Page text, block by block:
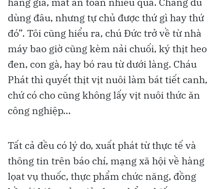
dùng đâu, nhưng tự chủ được thứ gì hay thứ
đó”. Tôi cũng hiểu ra, chú Đức trở về từ nhà
máy bao giờ cũng kèm nải chuối, ký thịt heo
đen, con gà, hay bó rau từ dưới làng. Cháu
Phát thì quyết thịt vịt nuôi làm bát tiết canh,
chứ có cho cũng không lấy vịt nuôi thức ăn
công nghiệp…
Tất cả đều có lý do, xuất phát từ thực tế và
thông tin trên báo chí, mạng xã hội về hàng
lọat vụ thuốc, thực phẩm chức năng, đồng